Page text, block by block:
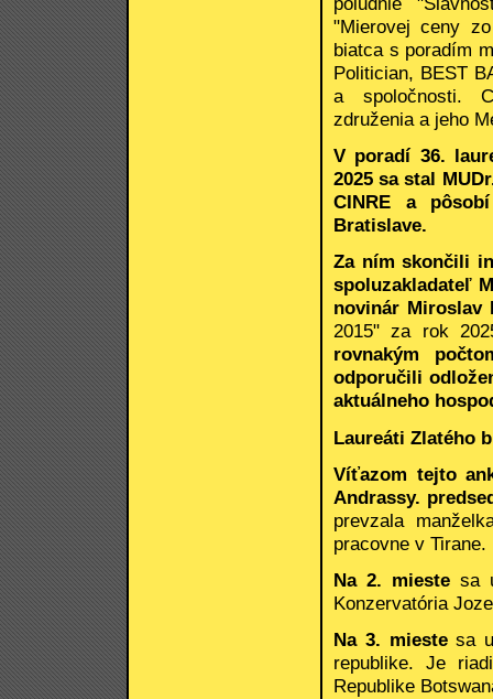
"Mierovej ceny
biatca s poradím
Politician, BEST
a spoločnosti.
združenia a jeho
V poradí 36.
2025 sa stal
CINRE a
Bratislave.
Za ním skončili
spoluzakladateľ
novinár Miroslav
2015" za rok
rovnakým
odporučili
aktuálneho
Laureáti Zlatého
Víťazom tejto
Andrassy.
prevzala
pracovne v Tirane.
Na 2. miestesa
Konzervatória
Na 3. miestesa
republike. Je
Republike